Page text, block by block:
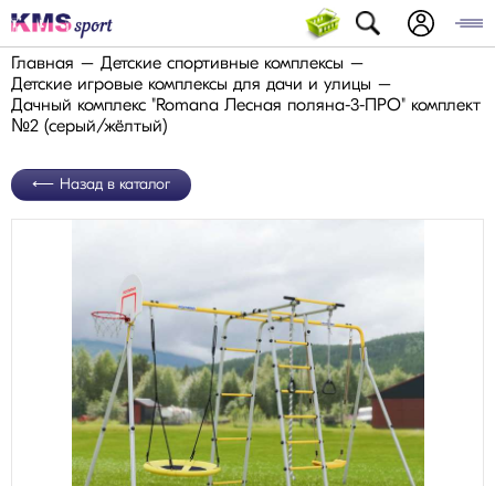
Главная
Детские спортивные комплексы
Детские игровые комплексы для дачи и улицы
Дачный комплекс "Romana Лесная поляна-3-ПРО" комплект
№2 (серый/жёлтый)
Назад в каталог